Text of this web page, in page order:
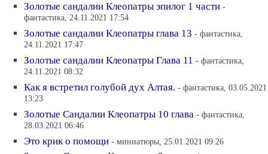
Золотые сандалии Клеопатры эпилог 1 части -
фантастика, 24.11.2021 17:54
Золотые сандалии Клеопатры глава 13 - фантастика,
24.11.2021 17:47
Золотые сандалии Клеопатры Глава 11 - фантастика,
24.11.2021 08:32
Как я встретил голубой дух Алтая. - фантастика, 03.05.2021
13:23
Золотые Сандалии Клеопатры 10 глава - фантастика,
28.03.2021 06:46
Это крик о помощи - миниатюры, 25.01.2021 09:26